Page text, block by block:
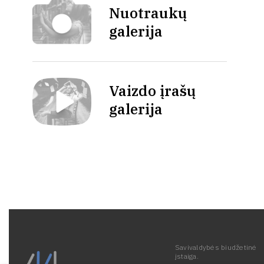
Nuotraukų
galerija
Vaizdo įrašų
galerija
Savivaldybės biudžetinė
įstaiga.